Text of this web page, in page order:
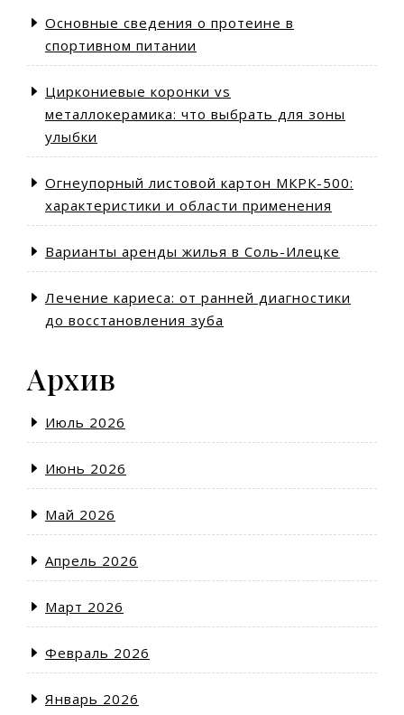
Основные сведения о протеине в
спортивном питании
Циркониевые коронки vs
металлокерамика: что выбрать для зоны
улыбки
Огнеупорный листовой картон МКРК-500:
характеристики и области применения
Варианты аренды жилья в Соль-Илецке
Лечение кариеса: от ранней диагностики
до восстановления зуба
Архив
Июль 2026
Июнь 2026
Май 2026
Апрель 2026
Март 2026
Февраль 2026
Январь 2026